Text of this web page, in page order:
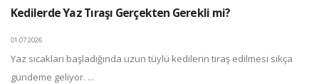
Kedilerde Yaz Tıraşı Gerçekten Gerekli mi?
01.07.2026
Yaz sıcakları başladığında uzun tüylü kedilerin tıraş edilmesi sıkça
gündeme geliyor. ...